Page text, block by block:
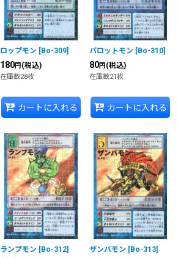
絞り込む
ロップモン [Bo-309]
180円 (税込)
在庫数28枚
カートに入れる
パロットモン [Bo-310]
80円 (税込)
在庫数21枚
カートに入れる
ランプモン [Bo-312] ザンバモン [Bo-313]